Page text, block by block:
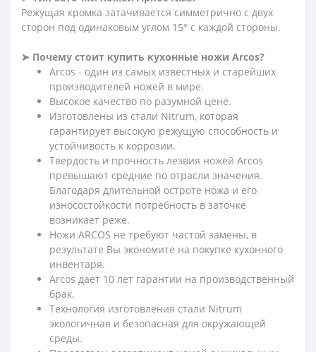
Режущая кромка затачивается симметрично с двух
сторон под одинаковым углом 15° с каждой стороны.
➤ Почему стоит купить кухонные ножи Arcos?
Arcos - один из самых известных и старейших
производителей ножей в мире.
Высокое качество по разумной цене.
Изготовлены из стали Nitrum, которая
гарантирует высокую режущую способность и
устойчивость к коррозии.
Твердость и прочность лезвия ножей Arcos
превышают средние по отрасли значения.
Благодаря длительной остроте ножа и его
износостойкости потребность в заточке
возникает реже.
Ножи ARCOS не требуют частой замены, в
результате Вы экономите на покупке кухонного
инвентаря.
Arcos дает 10 лет гарантии на производственный
брак.
Технология изготовления стали Nitrum
экологичная и безопасная для окружающей
среды.